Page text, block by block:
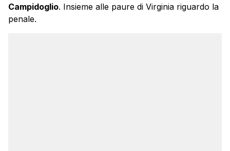
Campidoglio. Insieme alle paure di Virginia riguardo la
penale.